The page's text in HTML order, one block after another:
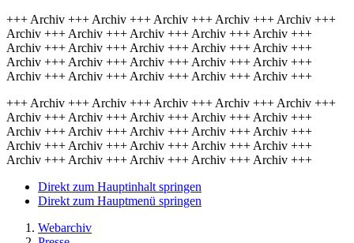
+++ Archiv +++ Archiv +++ Archiv +++ Archiv +++ Archiv +++
Archiv +++ Archiv +++ Archiv +++ Archiv +++ Archiv +++
Archiv +++ Archiv +++ Archiv +++ Archiv +++ Archiv +++
Archiv +++ Archiv +++ Archiv +++ Archiv +++ Archiv +++
Archiv +++ Archiv +++ Archiv +++ Archiv +++ Archiv +++
+++ Archiv +++ Archiv +++ Archiv +++ Archiv +++ Archiv +++
Archiv +++ Archiv +++ Archiv +++ Archiv +++ Archiv +++
Archiv +++ Archiv +++ Archiv +++ Archiv +++ Archiv +++
Archiv +++ Archiv +++ Archiv +++ Archiv +++ Archiv +++
Archiv +++ Archiv +++ Archiv +++ Archiv +++ Archiv +++
Direkt zum Hauptinhalt springen
Direkt zum Hauptmenü springen
Webarchiv